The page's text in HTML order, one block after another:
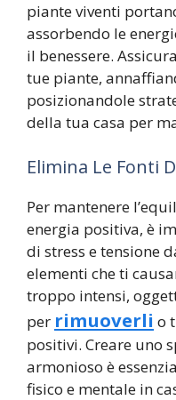
piante viventi
assorbendo le
il benessere.
tue piante,
posizionandole
della tua casa per
Elimina Le Fonti
Per mantenere
energia positiva, è
di stress e tensione
elementi che ti
troppo intensi,
per rimuoverli o
positivi. Creare uno
armonioso è
fisico e mentale in